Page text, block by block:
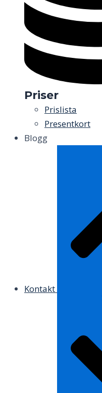
Priser
Prislista
Presentkort
Blogg
Kontakt